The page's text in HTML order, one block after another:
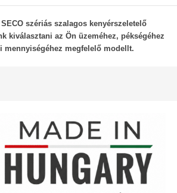
szériás szalagos kenyérszeletelő
kiválasztani az Ön üzeméhez, pékségéhez
mennyiségéhez megfelelő modellt.